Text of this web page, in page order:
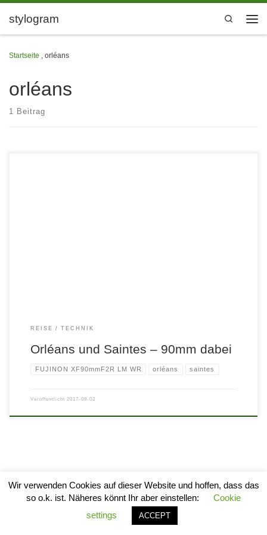
Zum Inhalt springen
stylogram
Search
Startseite , orléans
orléans
1 Beitrag
REISE TECHNIK
Orléans und Saintes – 90mm dabei
FUJINON XF90mmF2R LM WR orléans saintes
Veröffentlicht 2017-09-02
© 2026 stylogram – Alle Rechte vorbehalten
Entworfen mit Customizr Pro
Wir verwenden Cookies auf dieser Website und hoffen, dass das
so o.k. ist. Näheres könnt Ihr aber einstellen:
Cookie
settings
ACCEPT